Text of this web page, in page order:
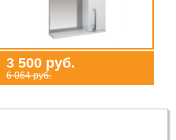
3 500 руб.
6 064 руб.